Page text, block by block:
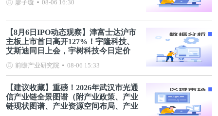
廖子璇 08-06 16:30
【8月6日IPO动态观察】津富士达沪市
主板上市首日高开127%！宇隆科技、
艾斯迪同日上会，宇树科技今日定价
前瞻产业研究院 08-06 15:33
【建议收藏】重磅！2026年武汉市光通
信产业链全景图谱（附产业政策、产业
链现状图谱、产业资源空间布局、产业